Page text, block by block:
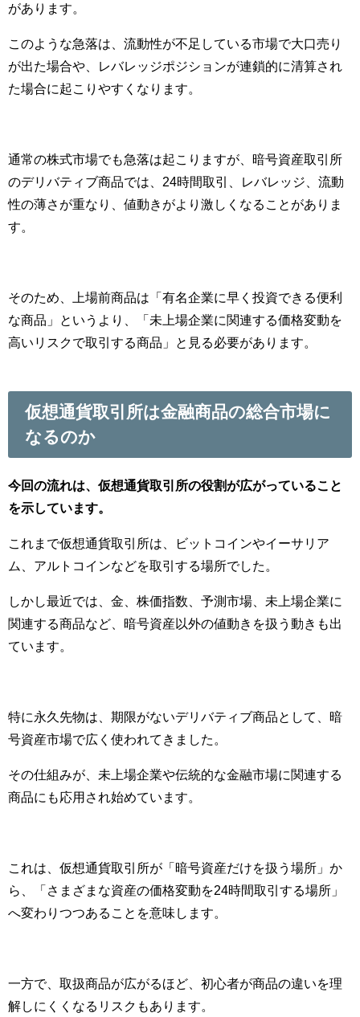
があります。
このような急落は、流動性が不足している市場で大口売り
が出た場合や、レバレッジポジションが連鎖的に清算され
た場合に起こりやすくなります。
通常の株式市場でも急落は起こりますが、暗号資産取引所
のデリバティブ商品では、24時間取引、レバレッジ、流動
性の薄さが重なり、値動きがより激しくなることがありま
す。
そのため、上場前商品は「有名企業に早く投資できる便利
な商品」というより、「未上場企業に関連する価格変動を
高いリスクで取引する商品」と見る必要があります。
仮想通貨取引所は金融商品の総合市場に
なるのか
今回の流れは、仮想通貨取引所の役割が広がっていること
を示しています。
これまで仮想通貨取引所は、ビットコインやイーサリア
ム、アルトコインなどを取引する場所でした。
しかし最近では、金、株価指数、予測市場、未上場企業に
関連する商品など、暗号資産以外の値動きを扱う動きも出
ています。
特に永久先物は、期限がないデリバティブ商品として、暗
号資産市場で広く使われてきました。
その仕組みが、未上場企業や伝統的な金融市場に関連する
商品にも応用され始めています。
これは、仮想通貨取引所が「暗号資産だけを扱う場所」か
ら、「さまざまな資産の価格変動を24時間取引する場所」
へ変わりつつあることを意味します。
一方で、取扱商品が広がるほど、初心者が商品の違いを理
解しにくくなるリスクもあります。